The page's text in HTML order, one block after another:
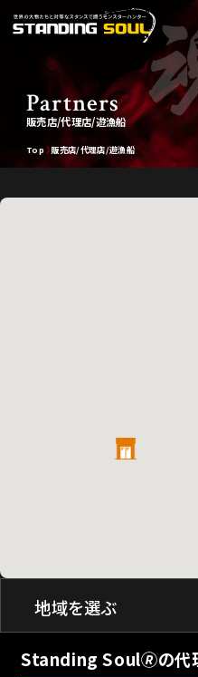
Partners
販売店/代理店/遊漁船
Top 販売店/代理店/遊漁船
地域を選ぶ
Standing Soul🄬の代